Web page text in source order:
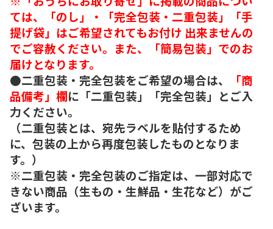
ては、「のし」・「完全包装・二重包装」「手
提げ袋」はご希望されてもお付け 出来ませんの
でご容赦ください。また、「簡易包装」でのお
届けとなります。
●二重包装・完全包装をご希望の場合は、
「商
品備考」欄に「二重包装」「完全包装」とご入
力ください。
（二重包装とは、宛先ラベルを貼付するため
に、包装の上から再度包装したものとなりま
す。）
※二重包装・完全包装のご指定は、一部対応で
きない商品（生もの・生鮮品・生花など）がご
ざいます。